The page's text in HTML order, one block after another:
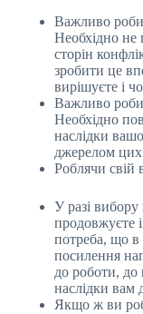
Важливо
Необхідно не
сторін
зробити це
вирішуєте і
Важливо
Необхідно
наслідки
джерелом цих
Роблячи свій
У разі
продовжуєте
потреба, що
посилення
до роботи, до
наслідки вам
Якщо ж ви